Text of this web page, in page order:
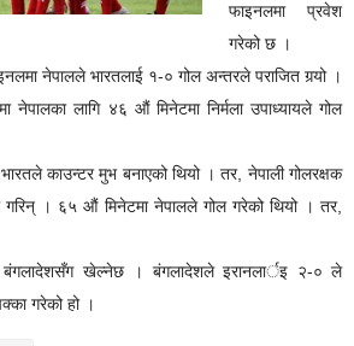
फाइनलमा प्रवेश
गरेको छ ।
नेपालले भारतलाई १-० गोल अन्तरले पराजित गर्‍यो ।
नेपालका लागि ४६ औं मिनेटमा निर्मला उपाध्यायले गोल
काउन्टर मुभ बनाएको थियो । तर, नेपाली गोलरक्षक
गरिन् । ६५ औं मिनेटमा नेपालले गोल गरेको थियो । तर,
बंगलादेशसँग खेल्नेछ । बंगलादेशले इरानलार्इ २-० ले
गरेको हो ।